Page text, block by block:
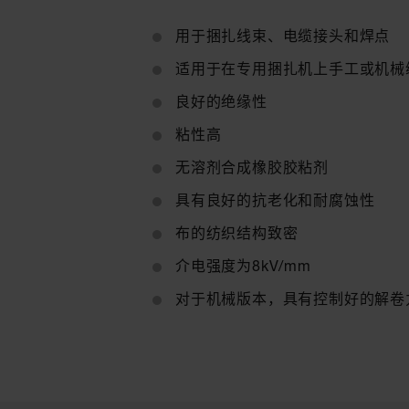
用于捆扎线束、电缆接头和焊点
适用于在专用捆扎机上手工或机械
良好的绝缘性
粘性高
无溶剂合成橡胶胶粘剂
具有良好的抗老化和耐腐蚀性
布的纺织结构致密
介电强度为8kV/mm
对于机械版本，具有控制好的解卷